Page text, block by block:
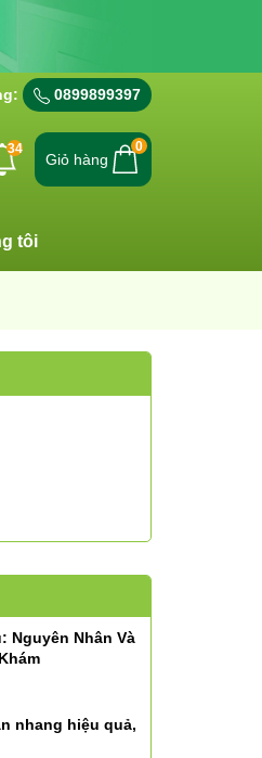
0899899397
34
Giỏ hàng
0
tôi
Nguyên Nhân Và
nhang hiệu quả,